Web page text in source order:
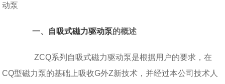
动泵
一、 自吸式磁力驱动泵的概述
ZCQ系列自吸式磁力驱动泵是根据用户的要求，在
CQ型磁力泵的基础上吸收G外Z新技术，并经过本公司技术人